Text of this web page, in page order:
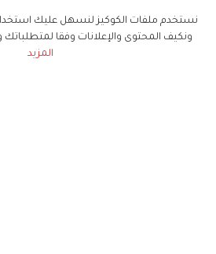
نستخدم ملفات الكوكيز لنسهل عليك استخدام
ونكيف المحتوى والإعلانات وفقا لمتطلباتك
المزيد